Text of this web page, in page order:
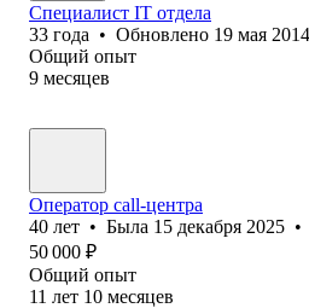
Специалист IT отдела
33 года • Обновлено 19 мая 2014
Общий опыт
9 месяцев
Оператор call-центра
40 лет • Была 15 декабря 2025 •
50 000 ₽
Общий опыт
11 лет 10 месяцев